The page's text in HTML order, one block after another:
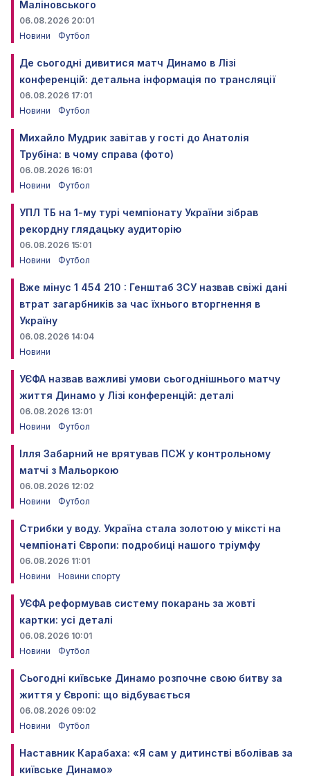
Маліновського
06.08.2026 20:01
Новини
Футбол
Де сьогодні дивитися матч Динамо в Лізі
конференцій: детальна інформація по трансляції
06.08.2026 17:01
Новини
Футбол
Михайло Мудрик завітав у гості до Анатолія
Трубіна: в чому справа (фото)
06.08.2026 16:01
Новини
Футбол
УПЛ ТБ на 1-му турі чемпіонату України зібрав
рекордну глядацьку аудиторію
06.08.2026 15:01
Новини
Футбол
Вже мінус 1 454 210 : Генштаб ЗСУ назвав свіжі дані
втрат загарбників за час їхнього вторгнення в
Україну
06.08.2026 14:04
Новини
УЄФА назвав важливі умови сьогоднішнього матчу
життя Динамо у Лізі конференцій: деталі
06.08.2026 13:01
Новини
Футбол
Ілля Забарний не врятував ПСЖ у контрольному
матчі з Мальоркою
06.08.2026 12:02
Новини
Футбол
Стрибки у воду. Україна стала золотою у міксті на
чемпіонаті Європи: подробиці нашого тріумфу
06.08.2026 11:01
Новини
Новини спорту
УЄФА реформував систему покарань за жовті
картки: усі деталі
06.08.2026 10:01
Новини
Футбол
Сьогодні київське Динамо розпочне свою битву за
життя у Європі: що відбувається
06.08.2026 09:02
Новини
Футбол
Наставник Карабаха: «Я сам у дитинстві вболівав за
київське Динамо»